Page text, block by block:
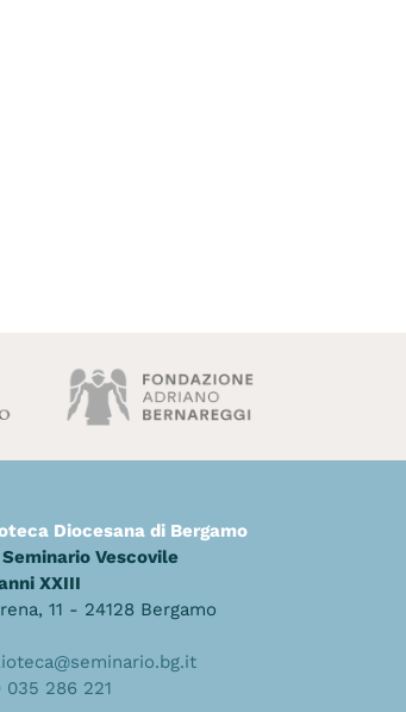
Diocesana di Bergamo
Vescovile
XXIII
11 - 24128 Bergamo
035 286 221